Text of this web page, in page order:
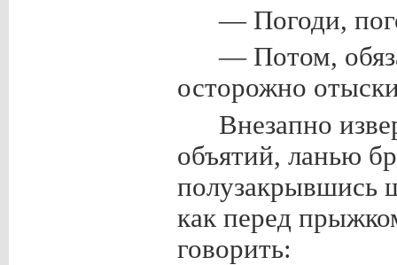
— Погоди,
— Потом,
осторожно
Внезапно
объятий, ланью
полузакрывшись
как перед
говорить: